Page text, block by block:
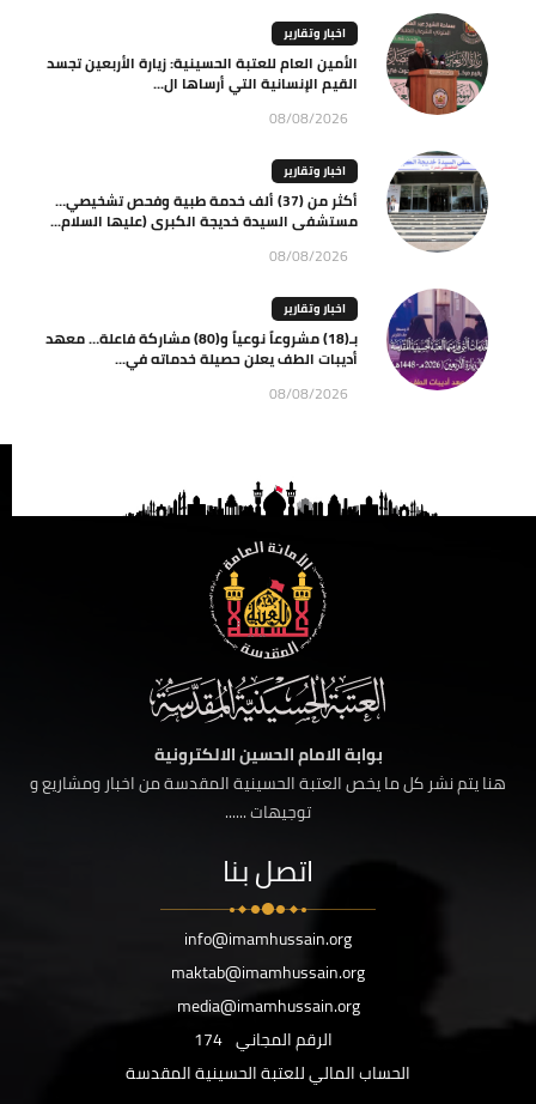
اخبار وتقارير
الأمين العام للعتبة الحسينية: زيارة الأربعين تجسد
القيم الإنسانية التي أرساها ال...
08/08/2026
اخبار وتقارير
أكثر من (37) ألف خدمة طبية وفحص تشخيصي…
مستشفى السيدة خديجة الكبرى (عليها السلام...
08/08/2026
اخبار وتقارير
بـ(18) مشروعاً نوعياً و(80) مشاركة فاعلة… معهد
أديبات الطف يعلن حصيلة خدماته في...
08/08/2026
بوابة الامام الحسين الالكترونية
هنا يتم نشر كل ما يخص العتبة الحسينية المقدسة من اخبار ومشاريع و
توجيهات ......
اتصل بنا
info@imamhussain.org
maktab@imamhussain.org
media@imamhussain.org
الرقم المجاني 174
الحساب المالي للعتبة الحسينية المقدسة